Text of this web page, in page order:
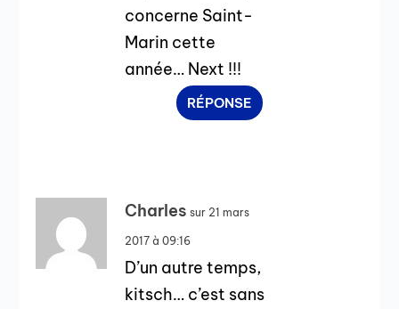
concerne Saint-
Marin cette
année… Next !!!
RÉPONSE
Charles sur 21 mars
2017 à 09:16
D’un autre temps,
kitsch… c’est sans